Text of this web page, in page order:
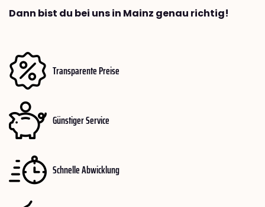
Dann bist du bei uns in Mainz genau richtig!
Transparente Preise
Günstiger Service
Schnelle Abwicklung